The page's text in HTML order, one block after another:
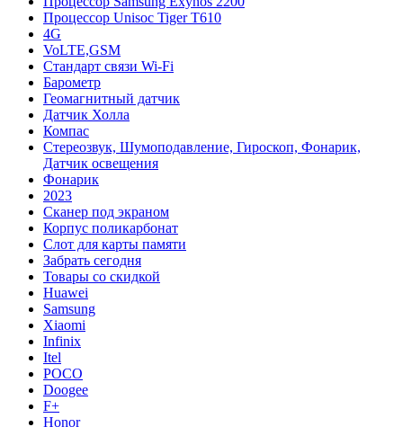
Процессор Unisoc Tiger T610
4G
VoLTE,GSM
Cтандарт связи Wi-Fi
Барометр
Геомагнитный датчик
Датчик Холла
Компас
Стереозвук, Шумоподавление, Гироскоп, Фонарик,
Датчик освещения
Фонарик
2023
Сканер под экраном
Корпус поликарбонат
Слот для карты памяти
Забрать сегодня
Товары со скидкой
Huawei
Samsung
Xiaomi
Infinix
Itel
POCO
Doogee
F+
Honor